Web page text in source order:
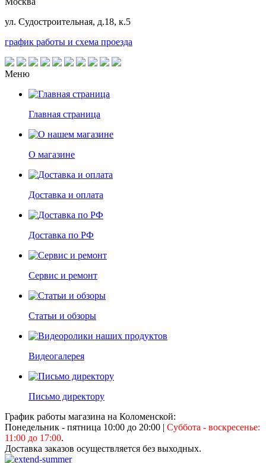
ул. Судостроительная, д.18, к.5
график работы и схема проезда
Меню
Главная страница
О магазине
Доставка и оплата
Доставка по РФ
Сервис и ремонт
Статьи и обзоры
Видеогалерея
Письмо директору
График работы магазина на Коломенской:
Понедельник - пятница 10:00 до 20:00 | Суббота - воскресенье:
11:00 до 17:00.
Доставка заказов осуществляется без выходных.